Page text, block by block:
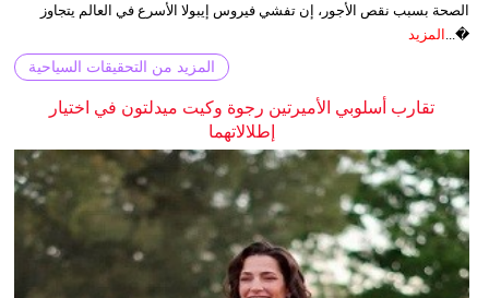
الصحة بسبب نقص الأجور، إن تفشي فيروس إيبولا الأسرع في العالم يتجاوز
�... المزيد
المزيد من التحقيقات السياحية
تقارب أسلوبي الأميرتين رجوة وكيت ميدلتون في اختيار
إطلالاتهما